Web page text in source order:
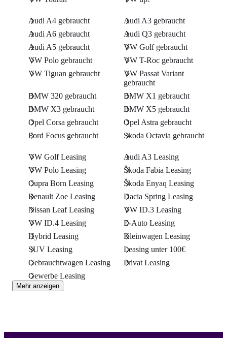
Audi A4 gebraucht
Audi A3 gebraucht
Audi A6 gebraucht
Audi Q3 gebraucht
Audi A5 gebraucht
VW Golf gebraucht
VW Polo gebraucht
VW T-Roc gebraucht
VW Tiguan gebraucht
VW Passat Variant
gebraucht
BMW 320 gebraucht
BMW X1 gebraucht
BMW X3 gebraucht
BMW X5 gebraucht
Opel Corsa gebraucht
Opel Astra gebraucht
Ford Focus gebraucht
Skoda Octavia gebraucht
VW Golf Leasing
Audi A3 Leasing
VW Polo Leasing
Škoda Fabia Leasing
Cupra Born Leasing
Škoda Enyaq Leasing
Renault Zoe Leasing
Dacia Spring Leasing
Nissan Leaf Leasing
VW ID.3 Leasing
VW ID.4 Leasing
E-Auto Leasing
Hybrid Leasing
Kleinwagen Leasing
SUV Leasing
Leasing unter 100€
Gebrauchtwagen Leasing
Privat Leasing
Gewerbe Leasing
Mehr anzeigen